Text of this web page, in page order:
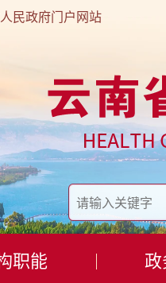
民政府门户网站
职能 政